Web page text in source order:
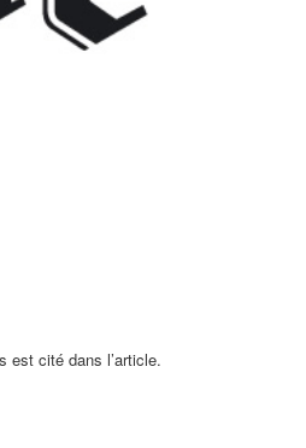
est cité dans l’article.